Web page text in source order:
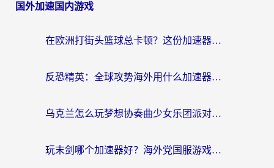
国外加速国内游戏
在欧洲打街头篮球总卡顿？这份加速器选择指南帮你解决延迟难题
反恐精英：全球攻势海外用什么加速器登录？海外党国服游戏畅玩指南
乌克兰怎么玩梦想协奏曲少女乐团派对？海外党国服游戏加速全攻略（附欧洲重生细胞荒野行动不卡技巧）
玩末剑哪个加速器好？海外党国服游戏畅玩终极指南（附3款热门游戏实测）